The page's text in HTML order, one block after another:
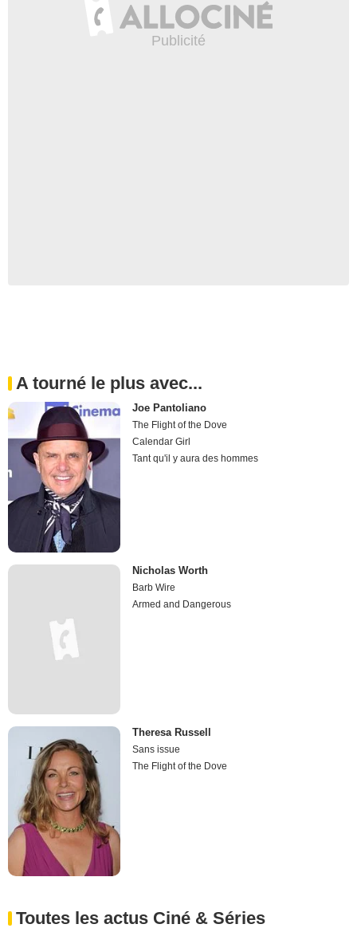
A tourné le plus avec...
Joe Pantoliano
The Flight of the Dove
Calendar Girl
Tant qu'il y aura des hommes
Nicholas Worth
Barb Wire
Armed and Dangerous
Theresa Russell
Sans issue
The Flight of the Dove
Toutes les actus Ciné & Séries